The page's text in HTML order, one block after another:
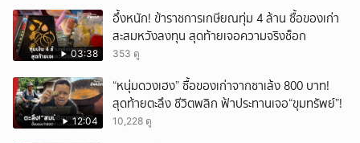
03:38
อึ้งหนัก! ข้าราชการเกษียณทุ่ม 4 ล้าน ซื้อของเก่า
สะสมหวังลงทุน สุดท้ายเจอความจริงช็อก
353 ดู
12:04
“หนุ่มดวงเฮง” ซื้อของเก่าจากซาเล้ง 800 บาท!
สุดท้ายตะลึง ชีวิตพลิก ฟ้าประทานเจอ“ขุมทรัพย์”!
10,228 ดู